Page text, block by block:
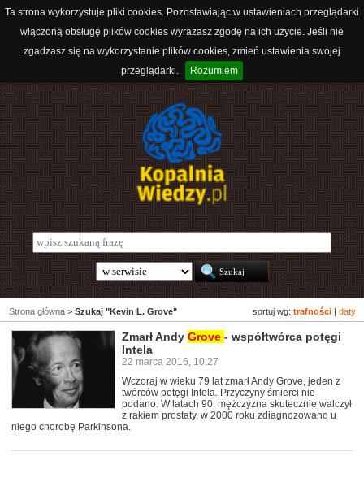
Ta strona wykorzystuje pliki cookies. Pozostawiając w ustawieniach przeglądarki
włączoną obsługę plików cookies wyrażasz zgodę na ich użycie. Jeśli nie
zgadzasz się na wykorzystanie plików cookies, zmień ustawienia swojej
przeglądarki.
Rozumiem
sortuj wg: trafności daty
Strona główna > Szukaj "Kevin L. Grove"
Zmarł Andy Grove - współtwórca potęgi
Intela
22 marca 2016, 10:27
Wczoraj w wieku 79 lat zmarł Andy Grove, jeden z
twórców potęgi Intela. Przyczyny śmierci nie
podano. W latach 90. mężczyzna skutecznie walczył
z rakiem prostaty, w 2000 roku zdiagnozowano u
niego chorobę Parkinsona.